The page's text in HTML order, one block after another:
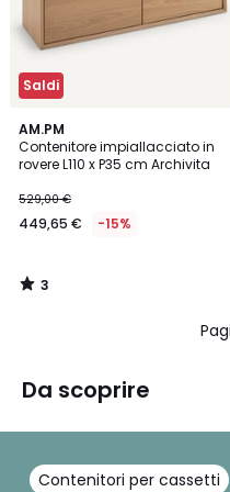
Saldi
AM.PM
Contenitore impiallacciato in
rovere L110 x P35 cm Archivita
529,00 €
449,65 € -15%
3
/
5
3
/
Da scoprire
Contenitori per cassetti